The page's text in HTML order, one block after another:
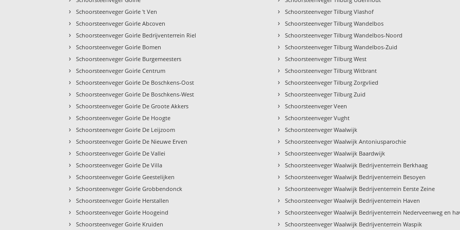
› Schoorsteenveger Goirle 't Ven
› Schoorsteenveger Goirle Abcoven
› Schoorsteenveger Goirle Bedrijventerrein Riel
› Schoorsteenveger Goirle Bomen
› Schoorsteenveger Goirle Burgemeesters
› Schoorsteenveger Goirle Centrum
› Schoorsteenveger Goirle De Boschkens-Oost
› Schoorsteenveger Goirle De Boschkens-West
› Schoorsteenveger Goirle De Groote Akkers
› Schoorsteenveger Goirle De Hoogte
› Schoorsteenveger Goirle De Leijzoom
› Schoorsteenveger Goirle De Nieuwe Erven
› Schoorsteenveger Goirle De Vallei
› Schoorsteenveger Goirle De Villa
› Schoorsteenveger Goirle Geestelijken
› Schoorsteenveger Goirle Grobbendonck
› Schoorsteenveger Goirle Herstallen
› Schoorsteenveger Goirle Hoogeind
› Schoorsteenveger Goirle Kruiden
› Schoorsteenveger Tilburg Vlashof
› Schoorsteenveger Tilburg Wandelbos
› Schoorsteenveger Tilburg Wandelbos-Noord
› Schoorsteenveger Tilburg Wandelbos-Zuid
› Schoorsteenveger Tilburg West
› Schoorsteenveger Tilburg Witbrant
› Schoorsteenveger Tilburg Zorgvlied
› Schoorsteenveger Tilburg Zuid
› Schoorsteenveger Veen
› Schoorsteenveger Vught
› Schoorsteenveger Waalwijk
› Schoorsteenveger Waalwijk Antoniusparochie
› Schoorsteenveger Waalwijk Baardwijk
› Schoorsteenveger Waalwijk Bedrijventerrein Berkhaag
› Schoorsteenveger Waalwijk Bedrijventerrein Besoyen
› Schoorsteenveger Waalwijk Bedrijventerrein Eerste Zeine
› Schoorsteenveger Waalwijk Bedrijventerrein Haven
› Schoorsteenveger Waalwijk Bedrijventerrein Nederveenweg en
› Schoorsteenveger Waalwijk Bedrijventerrein Waspik